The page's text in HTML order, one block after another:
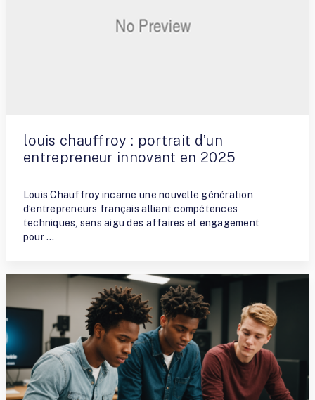
louis chauffroy : portrait d’un
entrepreneur innovant en 2025
Louis Chauffroy incarne une nouvelle génération
d’entrepreneurs français alliant compétences
techniques, sens aigu des affaires et engagement
pour …